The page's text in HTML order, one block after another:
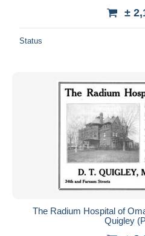
±
Status
The Radium Hospital of
Quigley